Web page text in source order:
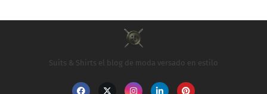
Suits & Shirts el blog de moda versado en estilo